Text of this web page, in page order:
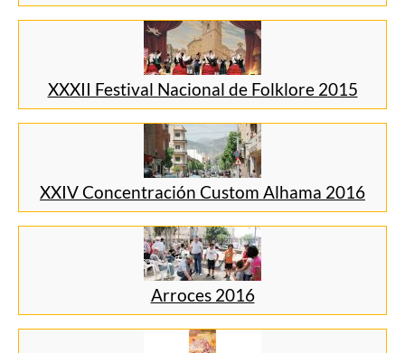
XXXII Festival Nacional de Folklore 2015
XXIV Concentración Custom Alhama 2016
Arroces 2016